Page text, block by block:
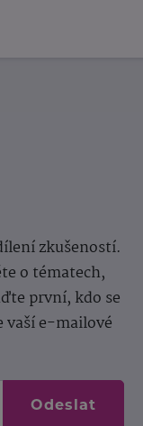
zkušeností.
o tématech,
první, kdo se
vaší e-mailové
Odeslat